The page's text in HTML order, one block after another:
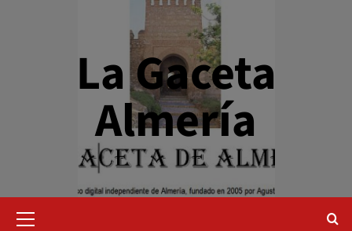
La Gaceta
Almería
primario